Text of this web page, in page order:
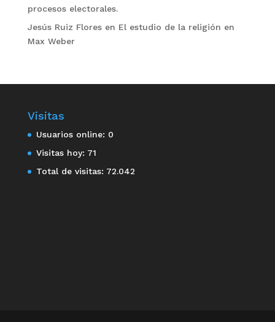
procesos electorales.
Jesús Ruiz Floresen El estudio de la religión en
Max Weber
Visitas
Usuarios online: 0
Visitas hoy: 71
Total de visitas: 72.042